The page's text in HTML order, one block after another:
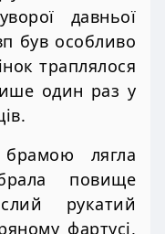
давньої
був особливо
траплялося
один раз у
лягла
повище
рукатий
фартусі,